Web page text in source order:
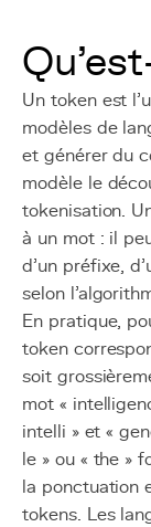
Un token est
modèles de
et générer du
modèle le
tokenisation.
à un mot : il
d'un préfixe,
selon
En pratique,
token
soit
mot «
intelli » et «
le » ou « the »
la ponctuation
tokens. Les